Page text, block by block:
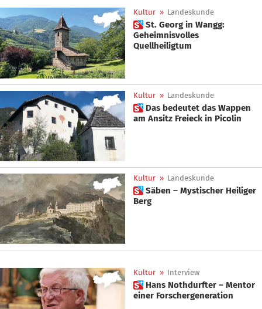
Kultur » Landeskunde
 St. Georg in Wangg:
Geheimnisvolles
Quellheiligtum
Kultur » Landeskunde
 Das bedeutet das Wappen
am Ansitz Freieck in Picolin
Kultur » Landeskunde
 Säben – Mystischer Heiliger
Berg
Kultur » Interview
 Hans Nothdurfter – Mentor
einer Forschergeneration